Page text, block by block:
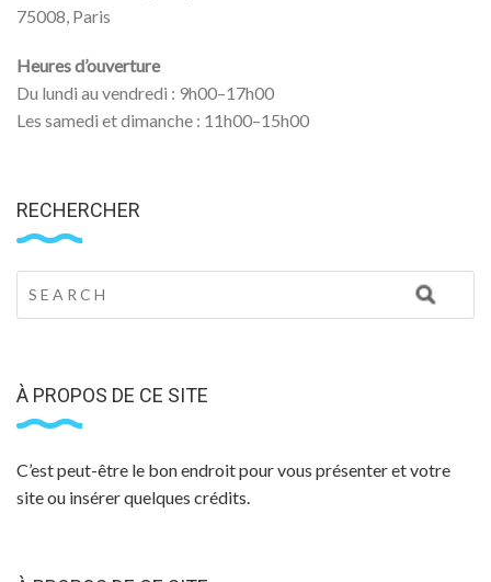
75008, Paris
Heures d’ouverture
Du lundi au vendredi : 9h00–17h00
Les samedi et dimanche : 11h00–15h00
RECHERCHER
À PROPOS DE CE SITE
C’est peut-être le bon endroit pour vous présenter et votre
site ou insérer quelques crédits.